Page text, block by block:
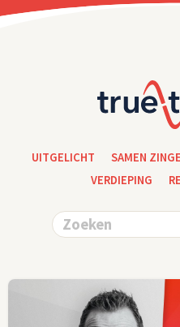
UITGELICHT SAMEN
VERDIEPING